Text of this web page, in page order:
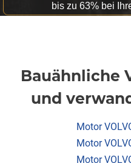
bis zu 63% bei
Bauähnliche
und
Motor
Motor
Motor